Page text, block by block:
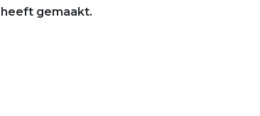
heeft gemaakt.